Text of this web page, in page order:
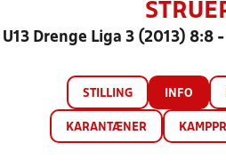
U13 Drenge Liga 3 (2013) 8:8
STILLING INFO
KARANTÆNER